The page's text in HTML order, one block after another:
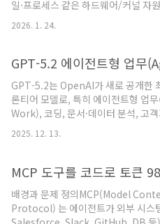
Inference(내부)선택지 A: Ollama(
B: vLLM/TGI(고성능/대규모
일·프로세스 같은 하드웨어/커널 자
면, 요즘 말하는 AI OS는 중심이 바뀝
상화가 “프로세스/스레드” → “의도/
목표(결과)를 지시하고,시스템은
도구(툴)·데이터·앱·API를 오케스트
끝냅니다.연구 측면에선 “AIOS:
Operating System”이 대표적으로
OS의 관리 대상으로 놓고, 커널이 스
트/메모리/스토리지/접근제어를 제공
2026. 1. 24.
GPT-5.2는 OpenAI가 새로 공개한
론티어 모델로, 특히 에이전트형 업
Work), 코딩, 문서·데이터 분석, 고
에 최적화된 모델입니다. ChatGPT(
OpenAI API(Responses / Chat
비 성능은 크게 올라가고 비용은 약
래그십 라인이라고 보시면 됩니다
포지션실제 업무용 에이전트 최적화
멀티스텝 작업(분석 → 계획 수립 →
2025. 12. 13.
배경과 문제 정의MCP(Model
Protocol) 는 에이전트가 외부 시스